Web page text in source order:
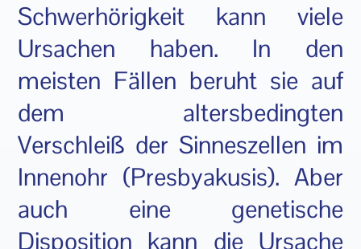
Schwerhörigkeit kann viele
Ursachen haben. In den
meisten Fällen beruht sie auf
dem altersbedingten
Verschleiß der Sinneszellen im
Innenohr (Presbyakusis). Aber
auch eine genetische
Disposition kann die Ursache